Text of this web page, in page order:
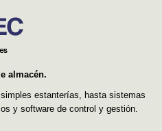
almacén.
estanterías, hasta sistemas
y software de control y gestión.